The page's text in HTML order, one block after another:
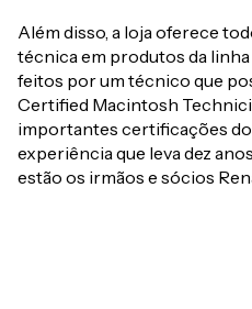
Além disso, a loja oferece
técnica em produtos da
feitos por um técnico que
Certified Macintosh
importantes certificações
experiência que leva dez
estão os irmãos e sócios